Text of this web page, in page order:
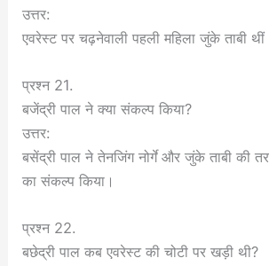
उत्तर:
एवरेस्ट पर चढ़नेवाली पहली महिला जुंके ताबी
प्रश्न 21.
बजेंद्री पाल ने क्या संकल्प किया?
उत्तर:
बसेंद्री पाल ने तेनजिंग नोर्गे और जुंके ताबी की
का संकल्प किया।
प्रश्न 22.
बछेद्री पाल कब एवरेस्ट की चोटी पर खड़ी थी?